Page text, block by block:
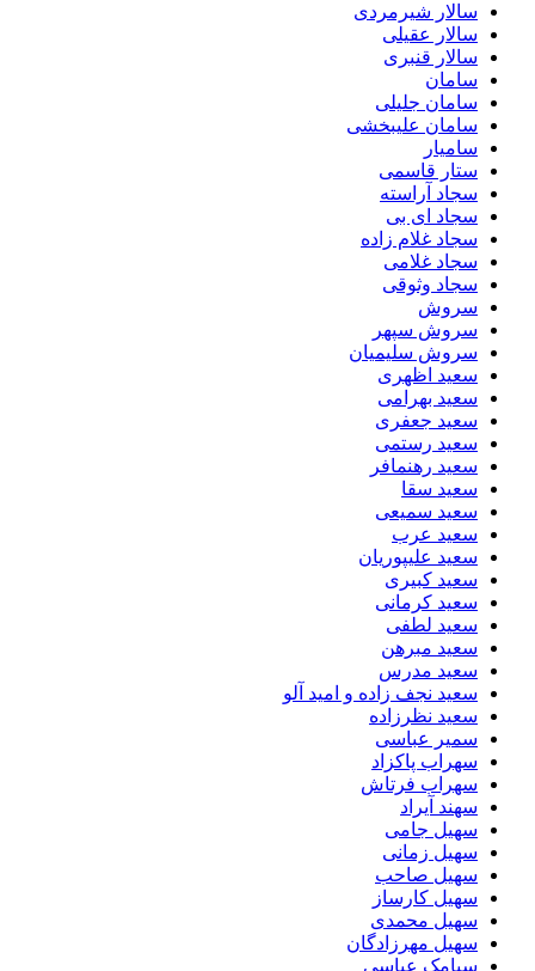
سالار شیرمردی
سالار عقیلی
سالار قنبری
سامان
سامان جلیلی
سامان علیبخشی
سامیار
ستار قاسمی
سجاد آراسته
سجاد ای بی
سجاد غلام زاده
سجاد غلامی
سجاد وثوقى
سروش
سروش سپهر
سروش سلیمیان
سعید اظهری
سعید بهرامی
سعید جعفری
سعید رستمی
سعید رهنمافر
سعید سقا
سعید سمیعی
سعید عرب
سعید علیپوریان
سعید کبیری
سعید کرمانی
سعید لطفی
سعید مبرهن
سعید مدرس
سعید نجف زاده و امید آلو
سعید نظرزاده
سمیر عباسی
سهراب پاکزاد
سهراب فرتاش
سهند آیراد
سهیل جامی
سهیل زمانی
سهیل صاحب
سهیل کارساز
سهیل محمدی
سهیل مهرزادگان
سیامک عباسی